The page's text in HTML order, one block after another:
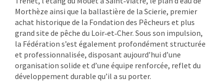
Morthèze ainsi que la ballastière de la Scierie, premier
achat historique de la Fondation des Pêcheurs et plus
grand site de pêche du Loir‑et‑Cher. Sous son impulsion,
la Fédération s’est également profondément structurée
et professionnalisée, disposant aujourd’hui d’une
organisation solide et d’une équipe renforcée, reflet du
développement durable qu’il a su porter.